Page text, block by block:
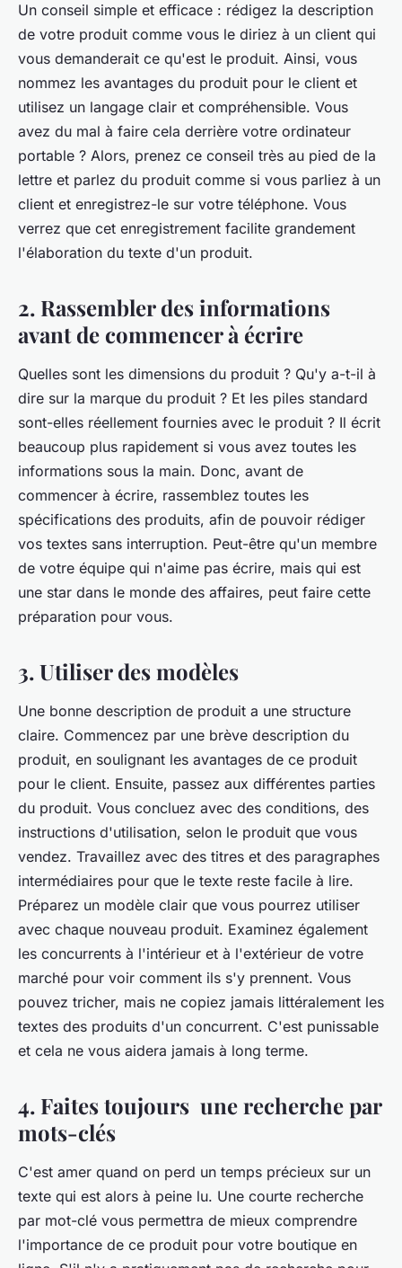
Un conseil simple et efficace : rédigez la description
de votre produit comme vous le diriez à un client qui
vous demanderait ce qu'est le produit. Ainsi, vous
nommez les avantages du produit pour le client et
utilisez un langage clair et compréhensible. Vous
avez du mal à faire cela derrière votre ordinateur
portable ? Alors, prenez ce conseil très au pied de la
lettre et parlez du produit comme si vous parliez à un
client et enregistrez-le sur votre téléphone. Vous
verrez que cet enregistrement facilite grandement
l'élaboration du texte d'un produit.
2. Rassembler des informations
avant de commencer à écrire
Quelles sont les dimensions du produit ? Qu'y a-t-il à
dire sur la marque du produit ? Et les piles standard
sont-elles réellement fournies avec le produit ? Il écrit
beaucoup plus rapidement si vous avez toutes les
informations sous la main. Donc, avant de
commencer à écrire, rassemblez toutes les
spécifications des produits, afin de pouvoir rédiger
vos textes sans interruption. Peut-être qu'un membre
de votre équipe qui n'aime pas écrire, mais qui est
une star dans le monde des affaires, peut faire cette
préparation pour vous.
3. Utiliser des modèles
Une bonne description de produit a une structure
claire. Commencez par une brève description du
produit, en soulignant les avantages de ce produit
pour le client. Ensuite, passez aux différentes parties
du produit. Vous concluez avec des conditions, des
instructions d'utilisation, selon le produit que vous
vendez. Travaillez avec des titres et des paragraphes
intermédiaires pour que le texte reste facile à lire.
Préparez un modèle clair que vous pourrez utiliser
avec chaque nouveau produit. Examinez également
les concurrents à l'intérieur et à l'extérieur de votre
marché pour voir comment ils s'y prennent. Vous
pouvez tricher, mais ne copiez jamais littéralement les
textes des produits d'un concurrent. C'est punissable
et cela ne vous aidera jamais à long terme.
4. Faites toujours une recherche par
mots-clés
C'est amer quand on perd un temps précieux sur un
texte qui est alors à peine lu. Une courte recherche
par mot-clé vous permettra de mieux comprendre
l'importance de ce produit pour votre boutique en